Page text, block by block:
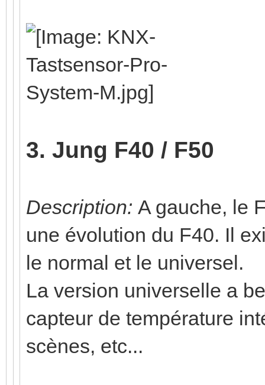
3. Jung F40 / F50
Description: A gauche, le
une évolution du F40. Il
le normal et le universel.
La version universelle a
capteur de température
scènes, etc...